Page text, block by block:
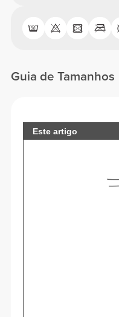
Guia de Tamanhos
Este artigo